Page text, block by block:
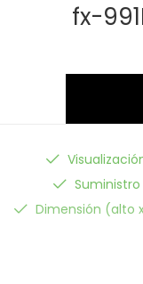
fx-
Suministro
Dimensión (alto